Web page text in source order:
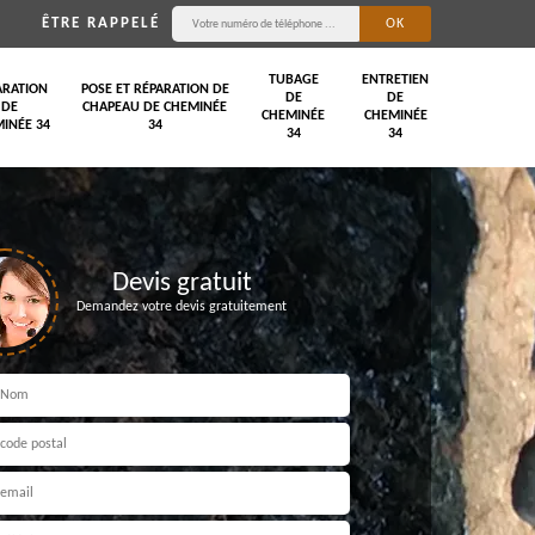
ÊTRE RAPPELÉ
DE
34
POSE ET RÉPARATION DE
CHAPEAU DE CHEMINÉE
34
TUBAGE
DE
CHEMINÉE
34
ENTRETIEN
DE
CHEMINÉE
34
Devis gratuit
Demandez votre devis gratuitement